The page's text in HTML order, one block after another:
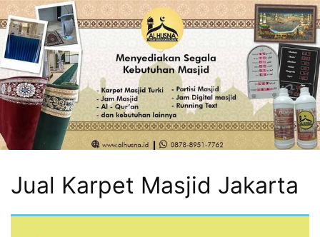
Jual Karpet Masjid Jakarta